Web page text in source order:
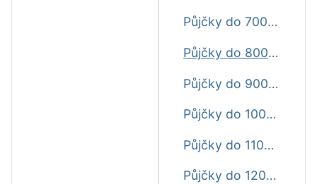
Půjčky do 7000 Kč ještě dnes
Půjčky do 8000 Kč ještě dnes
Půjčky do 9000 Kč ještě dnes
Půjčky do 10000 Kč ještě dnes
Půjčky do 11000 Kč ještě dnes
Půjčky do 12000 Kč ještě dnes